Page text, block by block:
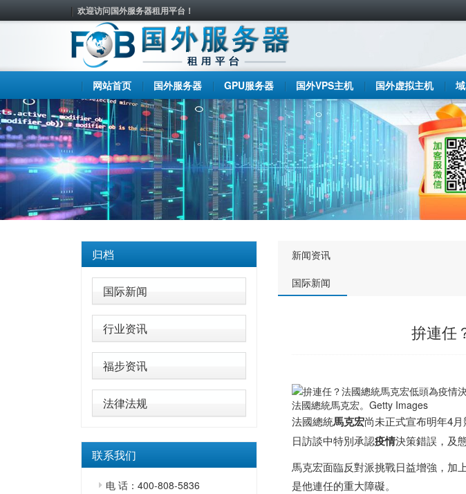
欢迎访问国外服务器租用平台！
网站首页 国外服务器 GPU服务器 国外VPS主机 国外虚拟主机
归档
国际新闻
行业资讯
福步资讯
法律法规
联系我们
电 话：400-808-5836
新闻资讯
国际新闻
拚連任
法國總統馬克宏。Getty Images
法國總統馬克宏尚未正式宣布明年4
日訪談中特別承認疫情決策錯誤，及
馬克宏面臨反對派挑戰日益增強，加
是他連任的重大障礙。